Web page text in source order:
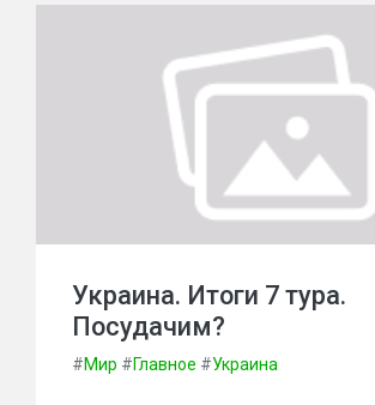
Украина. Итоги 7 тура.
Посудачим?
#Мир #Главное #Украина